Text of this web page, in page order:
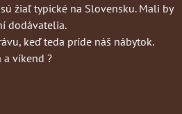
žiaľ typické na Slovensku. Mali by
dodávatelia.
keď teda príde náš nábytok.
a víkend ?